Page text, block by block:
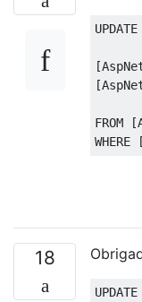
UPDATE
[
[
FROM [
WHERE
[
18
UPDATE